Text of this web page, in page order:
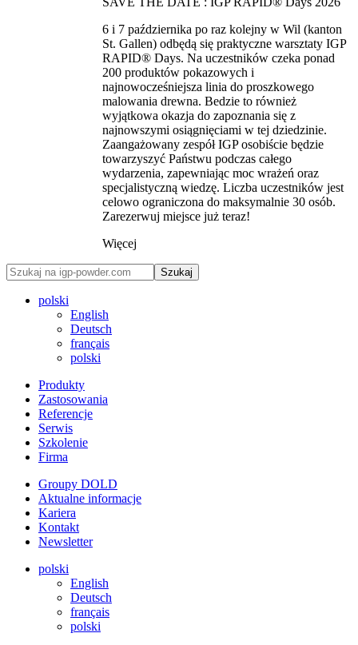
6 i 7 października po raz kolejny w Wil (kanton
St. Gallen) odbędą się praktyczne warsztaty IGP
RAPID® Days. Na uczestników czeka ponad
200 produktów pokazowych i
najnowocześniejsza linia do proszkowego
malowania drewna. Bedzie to również
wyjątkowa okazja do zapoznania się z
najnowszymi osiągnięciami w tej dziedzinie.
Zaangażowany zespół IGP osobiście będzie
towarzyszyć Państwu podczas całego
wydarzenia, zapewniając moc wrażeń oraz
specjalistyczną wiedzę. Liczba uczestników jest
celowo ograniczona do maksymalnie 30 osób.
Zarezerwuj miejsce już teraz!
Więcej
Szukaj
polski
English
Deutsch
français
polski
Produkty
Zastosowania
Referencje
Serwis
Szkolenie
Firma
Groupy DOLD
Aktualne informacje
Kariera
Kontakt
Newsletter
polski
English
Deutsch
français
polski